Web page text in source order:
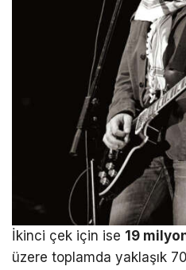
İkinci çek için ise 19
üzere toplamda yaklaşık